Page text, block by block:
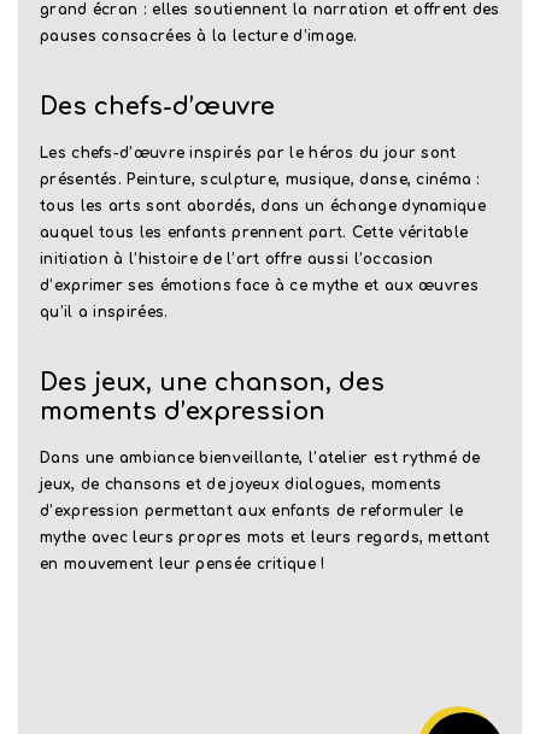
grand écran : elles soutiennent la narration et offrent des
pauses consacrées à la lecture d’image.
Des chefs-d’œuvre
Les chefs-d’œuvre inspirés par le héros du jour sont
présentés. Peinture, sculpture, musique, danse, cinéma :
tous les arts sont abordés, dans un échange dynamique
auquel tous les enfants prennent part. Cette véritable
initiation à l’histoire de l’art offre aussi l’occasion
d’exprimer ses émotions face à ce mythe et aux œuvres
qu’il a inspirées.
Des jeux, une chanson, des
moments d’expression
Dans une ambiance bienveillante, l’atelier est rythmé de
jeux, de chansons et de joyeux dialogues, moments
d’expression permettant aux enfants de reformuler le
mythe avec leurs propres mots et leurs regards, mettant
en mouvement leur pensée critique !